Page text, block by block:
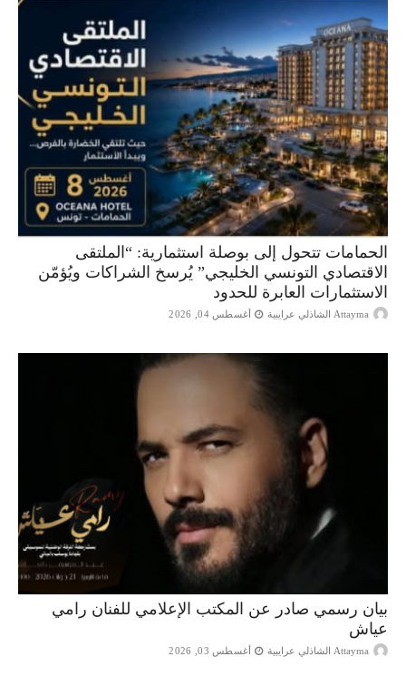
الحمامات تتحول إلى بوصلة استثمارية: “الملتقى
الاقتصادي التونسي الخليجي” يُرسخ الشراكات ويُؤمّن
الاستثمارات العابرة للحدود
Attayma الشاذلي عرايبية أغسطس 04, 2026
بيان رسمي صادر عن المكتب الإعلامي للفنان رامي
عياش
Attayma الشاذلي عرايبية أغسطس 03, 2026